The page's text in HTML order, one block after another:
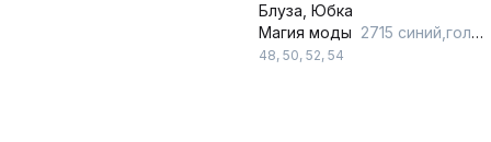
Блуза, Юбка
Магия моды 2715 синий,голубой
48, 50, 52, 54